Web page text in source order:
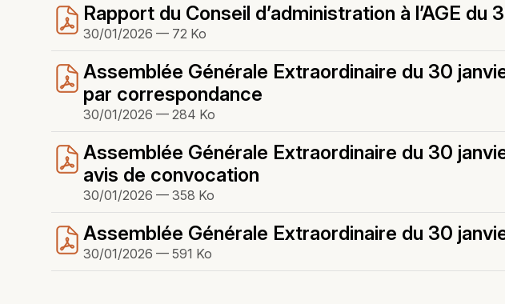
Rapport du Conseil d’administration à l’AGE du
30/01/2026 — 72 Ko
Assemblée Générale Extraordinaire du 30
par correspondance
30/01/2026 — 284 Ko
Assemblée Générale Extraordinaire du 30
avis de convocation
30/01/2026 — 358 Ko
Assemblée Générale Extraordinaire du 30
30/01/2026 — 591 Ko